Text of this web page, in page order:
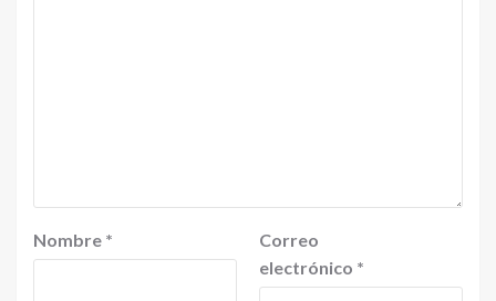
Nombre *
Correo
electrónico *